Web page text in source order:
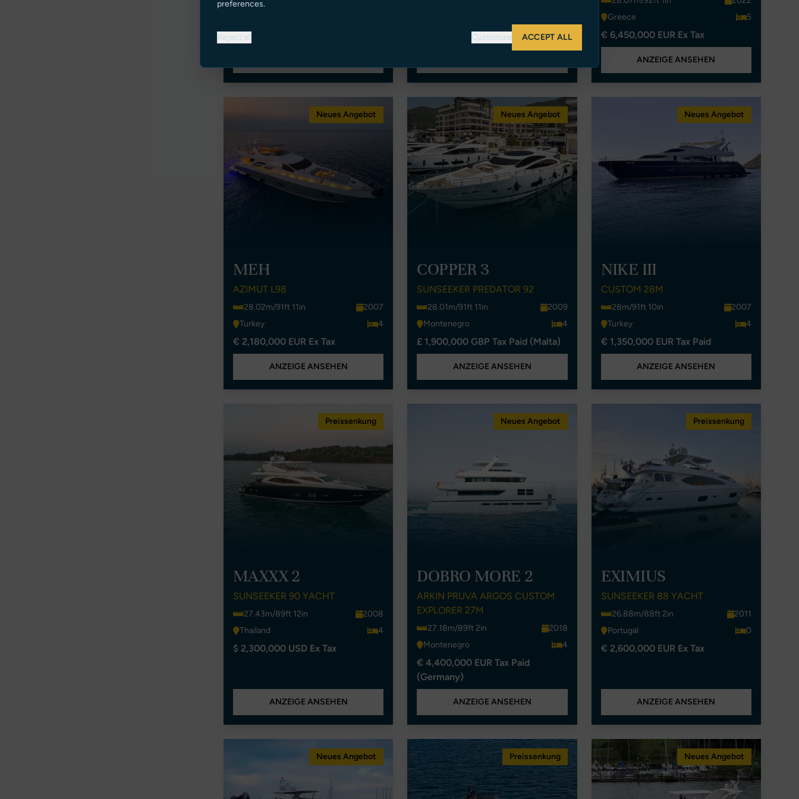
€ 1,295,000 EUR Tax Paid (Spain) € 1,680,000 EUR Ex Tax
Greece
5
€ 6,450,000 EUR Ex Tax
ANZEIGE ANSEHEN
Neues Angebot
MEH
AZIMUT L98
28.02m/91ft 11in
2007
Turkey
4
€ 2,180,000 EUR Ex Tax
ANZEIGE ANSEHEN
Neues Angebot
COPPER 3
SUNSEEKER PREDATOR 92
28.01m/91ft 11in
2009
Montenegro
4
£ 1,900,000 GBP Tax Paid (Malta)
ANZEIGE ANSEHEN
Neues Angebot
NIKE III
CUSTOM 28M
28m/91ft 10in
2007
Turkey
4
€ 1,350,000 EUR Tax Paid
ANZEIGE ANSEHEN
Preissenkung
MAXXX 2
SUNSEEKER 90 YACHT
27.43m/89ft 12in
2008
Thailand
4
$ 2,300,000 USD Ex Tax
ANZEIGE ANSEHEN
Neues Angebot
DOBRO MORE 2
ARKIN PRUVA ARGOS CUSTOM
EXPLORER 27M
27.18m/89ft 2in
2018
Montenegro
4
€ 4,400,000 EUR Tax Paid
(Germany)
ANZEIGE ANSEHEN
Preissenkung
EXIMIUS
SUNSEEKER 88 YACHT
26.88m/88ft 2in
2011
Portugal
0
€ 2,600,000 EUR Ex Tax
ANZEIGE ANSEHEN
Neues Angebot Preissenkung Neues Angebot
preferences.
Reject all Customize ACCEPT ALL